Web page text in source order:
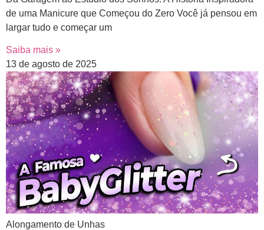
de uma Manicure que Começou do Zero Você já pensou em
largar tudo e começar um
Saiba mais »
13 de agosto de 2025
Alongamento de Unhas